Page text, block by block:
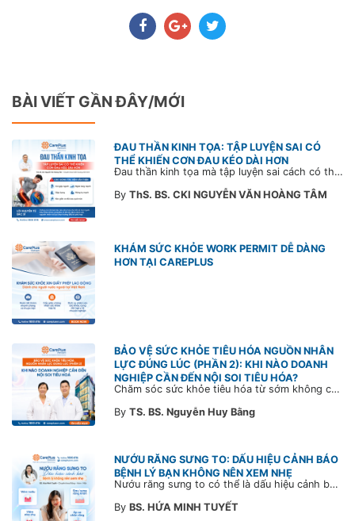
BÀI VIẾT GẦN ĐÂY/MỚI
ĐAU THẦN KINH TỌA: TẬP LUYỆN SAI CÓ
THỂ KHIẾN CƠN ĐAU KÉO DÀI HƠN
Đau thần kinh tọa mà tập luyện sai cách có thể khiến cơn đau trở nặng và kéo dài thời gian hồi phục. Tham khảo chia sẻ của Bác sĩ CarePlus để nắm các động tác cần tránh và có góc nhìn đúng về phương pháp điều trị phù hợp trong bài viết sau.
By ThS. BS. CKI NGUYỄN VĂN HOÀNG TÂM
KHÁM SỨC KHỎE WORK PERMIT DỄ DÀNG
HƠN TẠI CAREPLUS
BẢO VỆ SỨC KHỎE TIÊU HÓA NGUỒN NHÂN
LỰC ĐÚNG LÚC (PHẦN 2): KHI NÀO DOANH
NGHIỆP CẦN ĐẾN NỘI SOI TIÊU HÓA?
Chăm sóc sức khỏe tiêu hóa từ sớm không chỉ giúp phát hiện bệnh kịp thời mà còn góp phần xây dựng đội ngũ khỏe mạnh, ổn định và gắn bó lâu dài. CarePlus sẵn sàng đồng hành cùng doanh nghiệp trong việc thiết kế chương trình chăm sóc sức khỏe phù hợp theo từng nhân sự, nhằm tối ưu hiệu quả đầu tư phúc lợi và phát triển nguồn nhân lực bền vững.
By TS. BS. Nguyễn Huy Bằng
NƯỚU RĂNG SƯNG TO: DẤU HIỆU CẢNH BÁO
BỆNH LÝ BẠN KHÔNG NÊN XEM NHẸ
Nướu răng sưng to có thể là dấu hiệu cảnh báo bệnh lý răng miệng. Cùng Bác sĩ CarePlus tìm hiểu nguyên nhân, triệu chứng và thời điểm cần đi khám bác sĩ trong bài viết dưới đây.
By BS. HỨA MINH TUYẾT